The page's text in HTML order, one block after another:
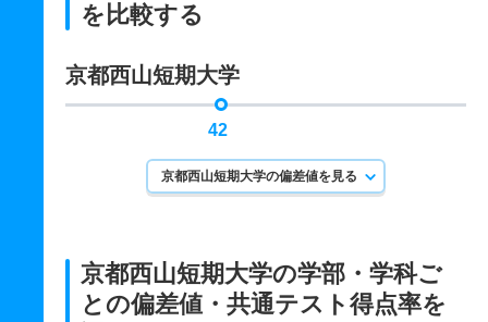
を比較する
京都西山短期大学
42
京都西山短期大学の偏差値を見る
京都西山短期大学の学部・学科ご
との偏差値・共通テスト得点率を